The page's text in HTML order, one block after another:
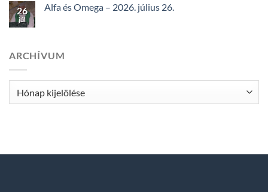
26
júl
Alfa és Omega – 2026. július 26.
ARCHÍVUM